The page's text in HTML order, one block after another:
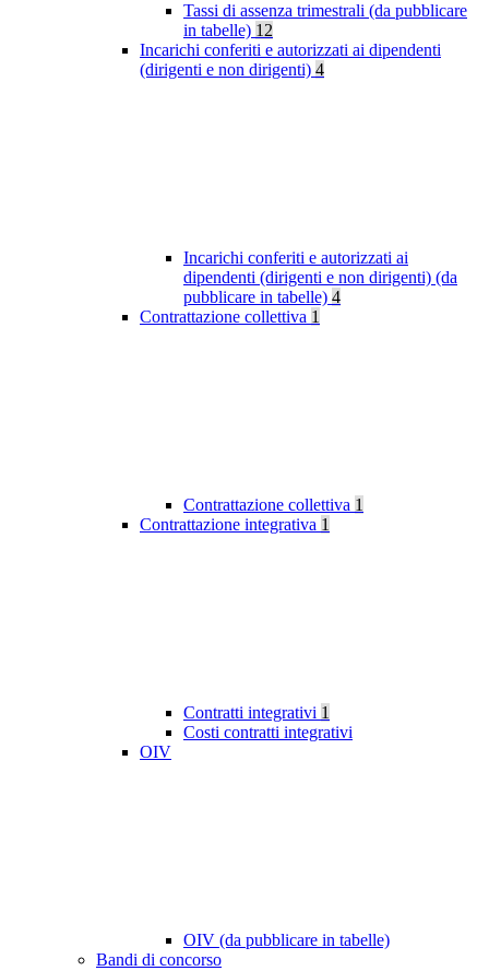
Tassi di assenza trimestrali (da pubblicare
in tabelle) 12
Incarichi conferiti e autorizzati ai dipendenti
(dirigenti e non dirigenti) 4
Incarichi conferiti e autorizzati ai
dipendenti (dirigenti e non dirigenti) (da
pubblicare in tabelle) 4
Contrattazione collettiva 1
Contrattazione collettiva 1
Contrattazione integrativa 1
Contratti integrativi 1
Costi contratti integrativi
OIV
OIV (da pubblicare in tabelle)
Bandi di concorso